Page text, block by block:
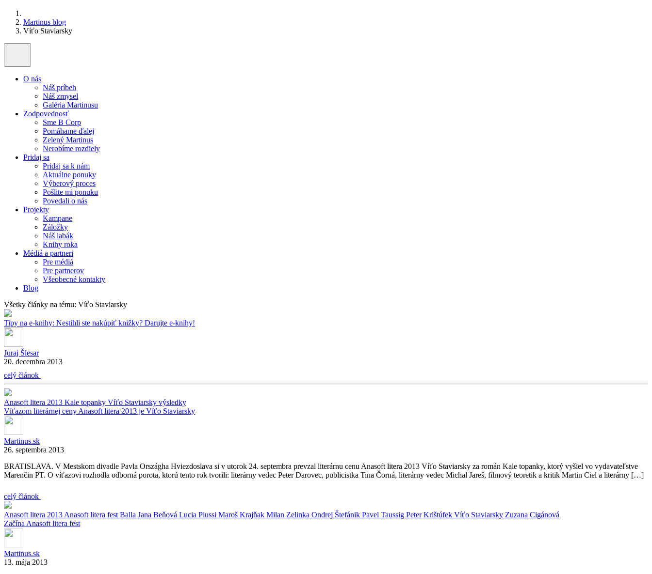
Martinus blog
Víťo Staviarsky
O nás
Náš príbeh
Náš zmysel
Galéria Martinusu
Zodpovednosť
Sme B Corp
Pomáhame ďalej
Zelený Martinus
Nerobíme rozdiely
Pridaj sa
Pridaj sa k nám
Aktuálne ponuky
Výberový proces
Pošlite mi ponuku
Povedali o nás
Projekty
Kampane
Záložky
Náš labák
Knihy roka
Médiá a partneri
Pre médiá
Pre partnerov
Všeobecné kontakty
Blog
Všetky články na tému: Víťo Staviarsky
Tipy na e-knihy: Nestihli ste nakúpiť knižky? Darujte e-knihy!
Juraj Šlesar
20. decembra 2013
celý článok
Anasoft litera 2013 Kale topanky Víťo Staviarsky výsledky
Víťazom literárnej ceny Anasoft litera 2013 je Víťo Staviarsky
Martinus.sk
26. septembra 2013
BRATISLAVA. V Mestskom divadle Pavla Országha Hviezdoslava si v utorok 24. septembra prevzal literárnu cenu Anasoft litera 2013 Víťo Staviarsky za román Kale topanky, ktorý vyšiel vo vydavateľstve
Marenčin PT. O víťazovi rozhodla odborná porota, ktorú tento rok tvorili: literárny vedec Peter Darovec, publicistka Tina Čorná, literárny vedec Michal Jareš, filmový teoretik a kritik Martin Ciel a literárny […]
celý článok
Anasoft litera 2013 Anasoft litera fest Balla Jana Beňová Lucia Piussi Maroš Krajňak Milan Zelinka Ondrej Štefánik Pavel Taussig Peter Krištúfek Víťo Staviarsky Zuzana Cigánová
Začína Anasoft litera fest
Martinus.sk
13. mája 2013